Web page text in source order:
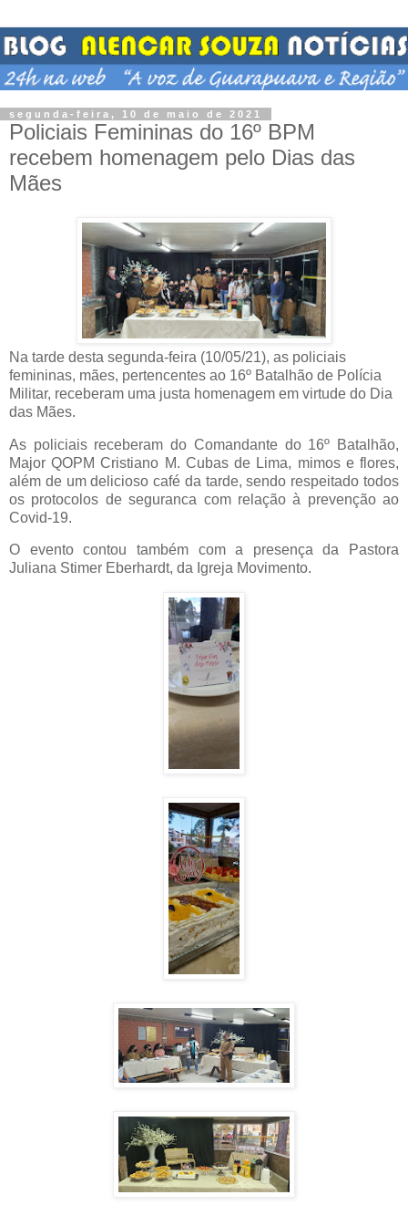
segunda-feira, 10 de maio de 2021
Policiais Femininas do 16º BPM
recebem homenagem pelo Dias das
Mães
Na tarde desta segunda-feira (10/05/21), as policiais
femininas, mães, pertencentes ao 16º Batalhão de Polícia
Militar, receberam uma justa homenagem em virtude do Dia
das Mães.
As policiais receberam do Comandante do 16º Batalhão,
Major QOPM Cristiano M. Cubas de Lima, mimos e flores,
além de um delicioso café da tarde, sendo respeitado todos
os protocolos de seguranca com relação à prevenção ao
Covid-19.
O evento contou também com a presença da Pastora
Juliana Stimer Eberhardt, da Igreja Movimento.